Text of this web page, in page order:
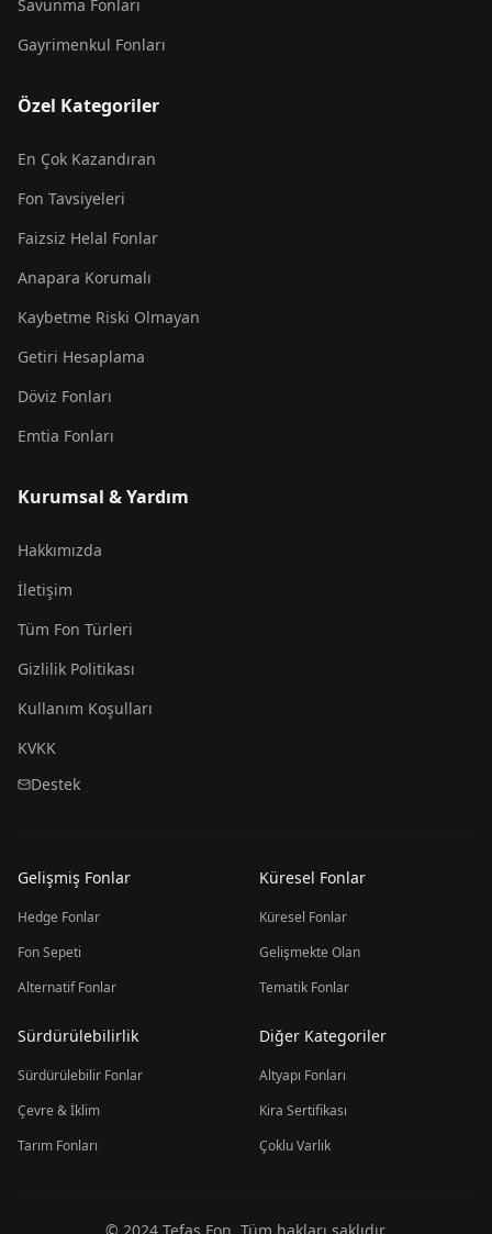
Savunma Fonları
Gayrimenkul Fonları
Özel Kategoriler
En Çok Kazandıran
Fon Tavsiyeleri
Faizsiz Helal Fonlar
Anapara Korumalı
Kaybetme Riski Olmayan
Getiri Hesaplama
Döviz Fonları
Emtia Fonları
Kurumsal & Yardım
Hakkımızda
İletişim
Tüm Fon Türleri
Gizlilik Politikası
Kullanım Koşulları
KVKK
Destek
Gelişmiş Fonlar
Hedge Fonlar
Fon Sepeti
Alternatif Fonlar
Küresel Fonlar
Küresel Fonlar
Gelişmekte Olan
Tematik Fonlar
Sürdürülebilirlik
Sürdürülebilir Fonlar
Çevre & İklim
Tarım Fonları
Diğer Kategoriler
Altyapı Fonları
Kira Sertifikası
Çoklu Varlık